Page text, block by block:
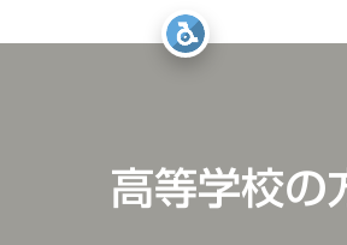
高等学校の